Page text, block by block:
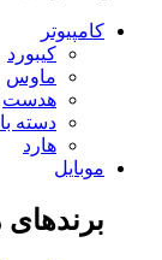
کامپیوتر
کیبورد
ماوس
هدست
دسته
هارد
موبایل